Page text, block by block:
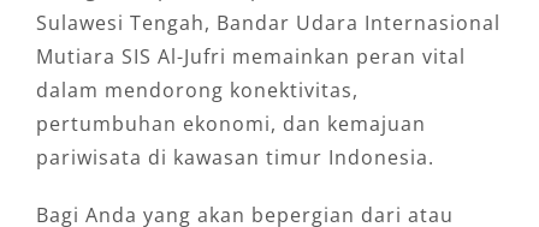
Sulawesi Tengah, Bandar Udara Internasional
Mutiara SIS Al-Jufri memainkan peran vital
dalam mendorong konektivitas,
pertumbuhan ekonomi, dan kemajuan
pariwisata di kawasan timur Indonesia.
Bagi Anda yang akan bepergian dari atau